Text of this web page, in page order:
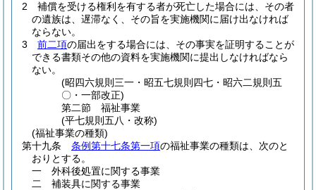
2
補償を受ける権利を有する者が死亡した場合には、その者
の遺族は、遅滞なく、その旨を実施機関に届け出なければ
ならない。
3
前二項の届出をする場合には、その事実を証明することが
できる書類その他の資料を実施機関に提出しなければなら
ない。
(昭四六規則三一・昭五七規則四七・昭六二規則五
〇・一部改正)
第二節
福祉事業
(平七規則五八・改称)
(福祉事業の種類)
第十九条
条例第十七条第一項の福祉事業の種類は、次のと
おりとする。
一
外科後処置に関する事業
二
補装具に関する事業